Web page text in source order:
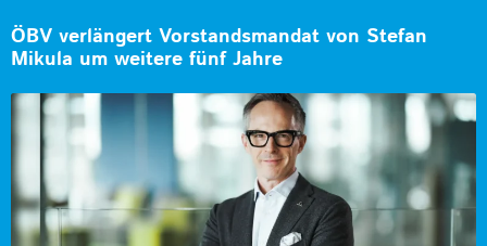
ÖBV verlängert Vorstandsmandat von Stefan
Mikula um weitere fünf Jahre